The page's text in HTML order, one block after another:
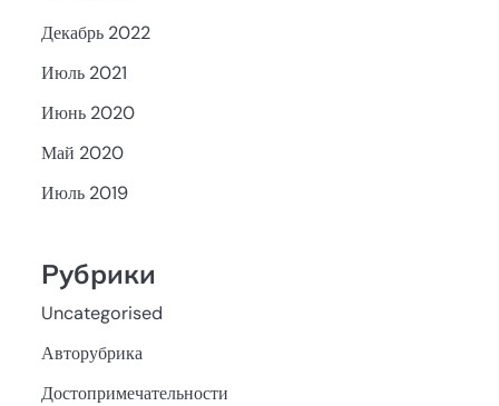
Декабрь 2022
Июль 2021
Июнь 2020
Май 2020
Июль 2019
Рубрики
Uncategorised
Авторубрика
Достопримечательности